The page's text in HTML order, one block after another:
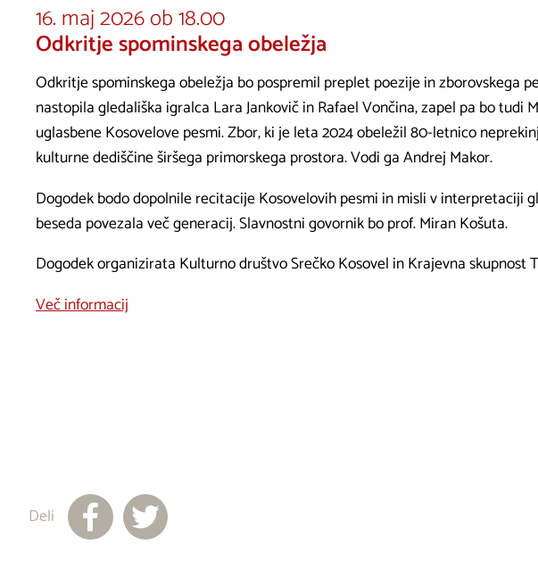
16. maj 2026 ob 18.00
Odkritje spominskega obeležja
Odkritje spominskega obeležja bo pospremil preplet poezije in zborovskega
nastopila gledališka igralca Lara Jankovič in Rafael Vončina, zapel pa bo tudi
uglasbene Kosovelove pesmi. Zbor, ki je leta 2024 obeležil 80-letnico
kulturne dediščine širšega primorskega prostora. Vodi ga Andrej Makor.
Dogodek bodo dopolnile recitacije Kosovelovih pesmi in misli v interpretaciji
beseda povezala več generacij. Slavnostni govornik bo prof. Miran Košuta.
Dogodek organizirata Kulturno društvo Srečko Kosovel in Krajevna skupnost
Več informacij
Deli